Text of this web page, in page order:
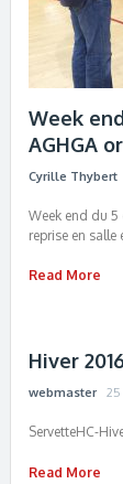
Week
AGHGA
Cyrille Thybert
Week end du 5
reprise en
Read More
Hiver
webmaster 25
ServetteHC-
Read More